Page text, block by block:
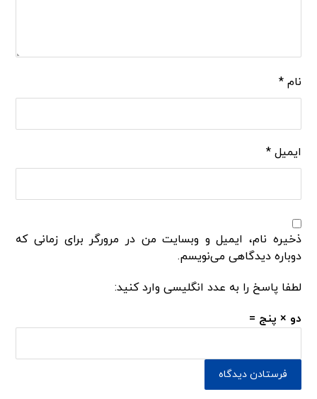
نام*
ایمیل*
ذخیره نام، ایمیل و وبسایت من در مرورگر برای زمانی که
دوباره دیدگاهی می‌نویسم.
لطفا پاسخ را به عدد انگلیسی وارد کنید:
دو × پنج =